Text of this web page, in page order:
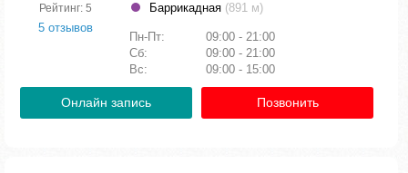
Рейтинг: 5
5 отзывов
Баррикадная (891 м)
Пн-Пт:
09:00 - 21:00
Сб:
09:00 - 21:00
Вс:
09:00 - 15:00
Онлайн запись Позвонить